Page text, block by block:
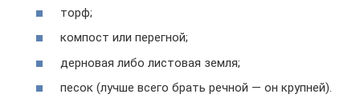
торф;
компост или перегной;
дерновая либо листовая земля;
песок (лучше всего брать речной — он крупней).